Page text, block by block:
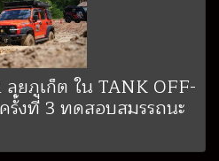
ยภูเก็ต ใน TANK OFF-
รั้งที่ 3 ทดสอบสมรรถนะ